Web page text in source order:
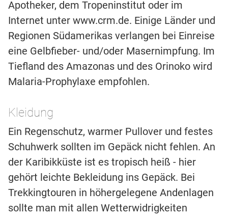
Apotheker, dem Tropeninstitut oder im
Internet unter www.crm.de. Einige Länder und
Regionen Südamerikas verlangen bei Einreise
eine Gelbfieber- und/oder Masernimpfung. Im
Tiefland des Amazonas und des Orinoko wird
Malaria-Prophylaxe empfohlen.
Kleidung
Ein Regenschutz, warmer Pullover und festes
Schuhwerk sollten im Gepäck nicht fehlen. An
der Karibikküste ist es tropisch heiß - hier
gehört leichte Bekleidung ins Gepäck. Bei
Trekkingtouren in höhergelegene Andenlagen
sollte man mit allen Wetterwidrigkeiten